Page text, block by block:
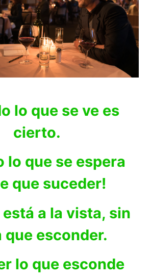
lo que se ve es
cierto.
lo que se espera
que suceder!
a la vista, sin
que esconder.
lo que esconde